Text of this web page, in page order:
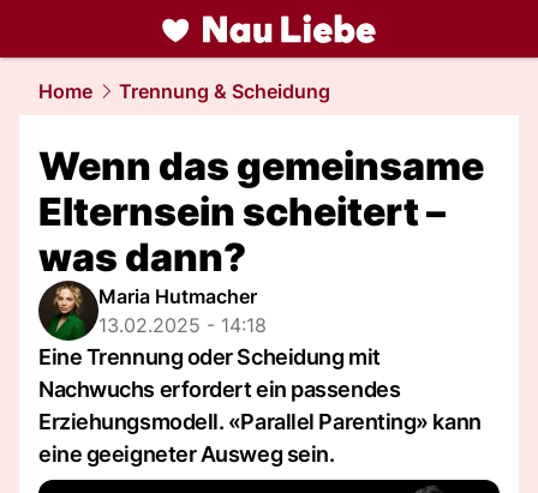
liebe.NAU.ch
Home Trennung & Scheidung
Wenn das gemeinsame
Elternsein scheitert –
was dann?
Maria Hutmacher
13.02.2025 - 14:18
Eine Trennung oder Scheidung mit
Nachwuchs erfordert ein passendes
Erziehungsmodell. «Parallel Parenting» kann
eine geeigneter Ausweg sein.